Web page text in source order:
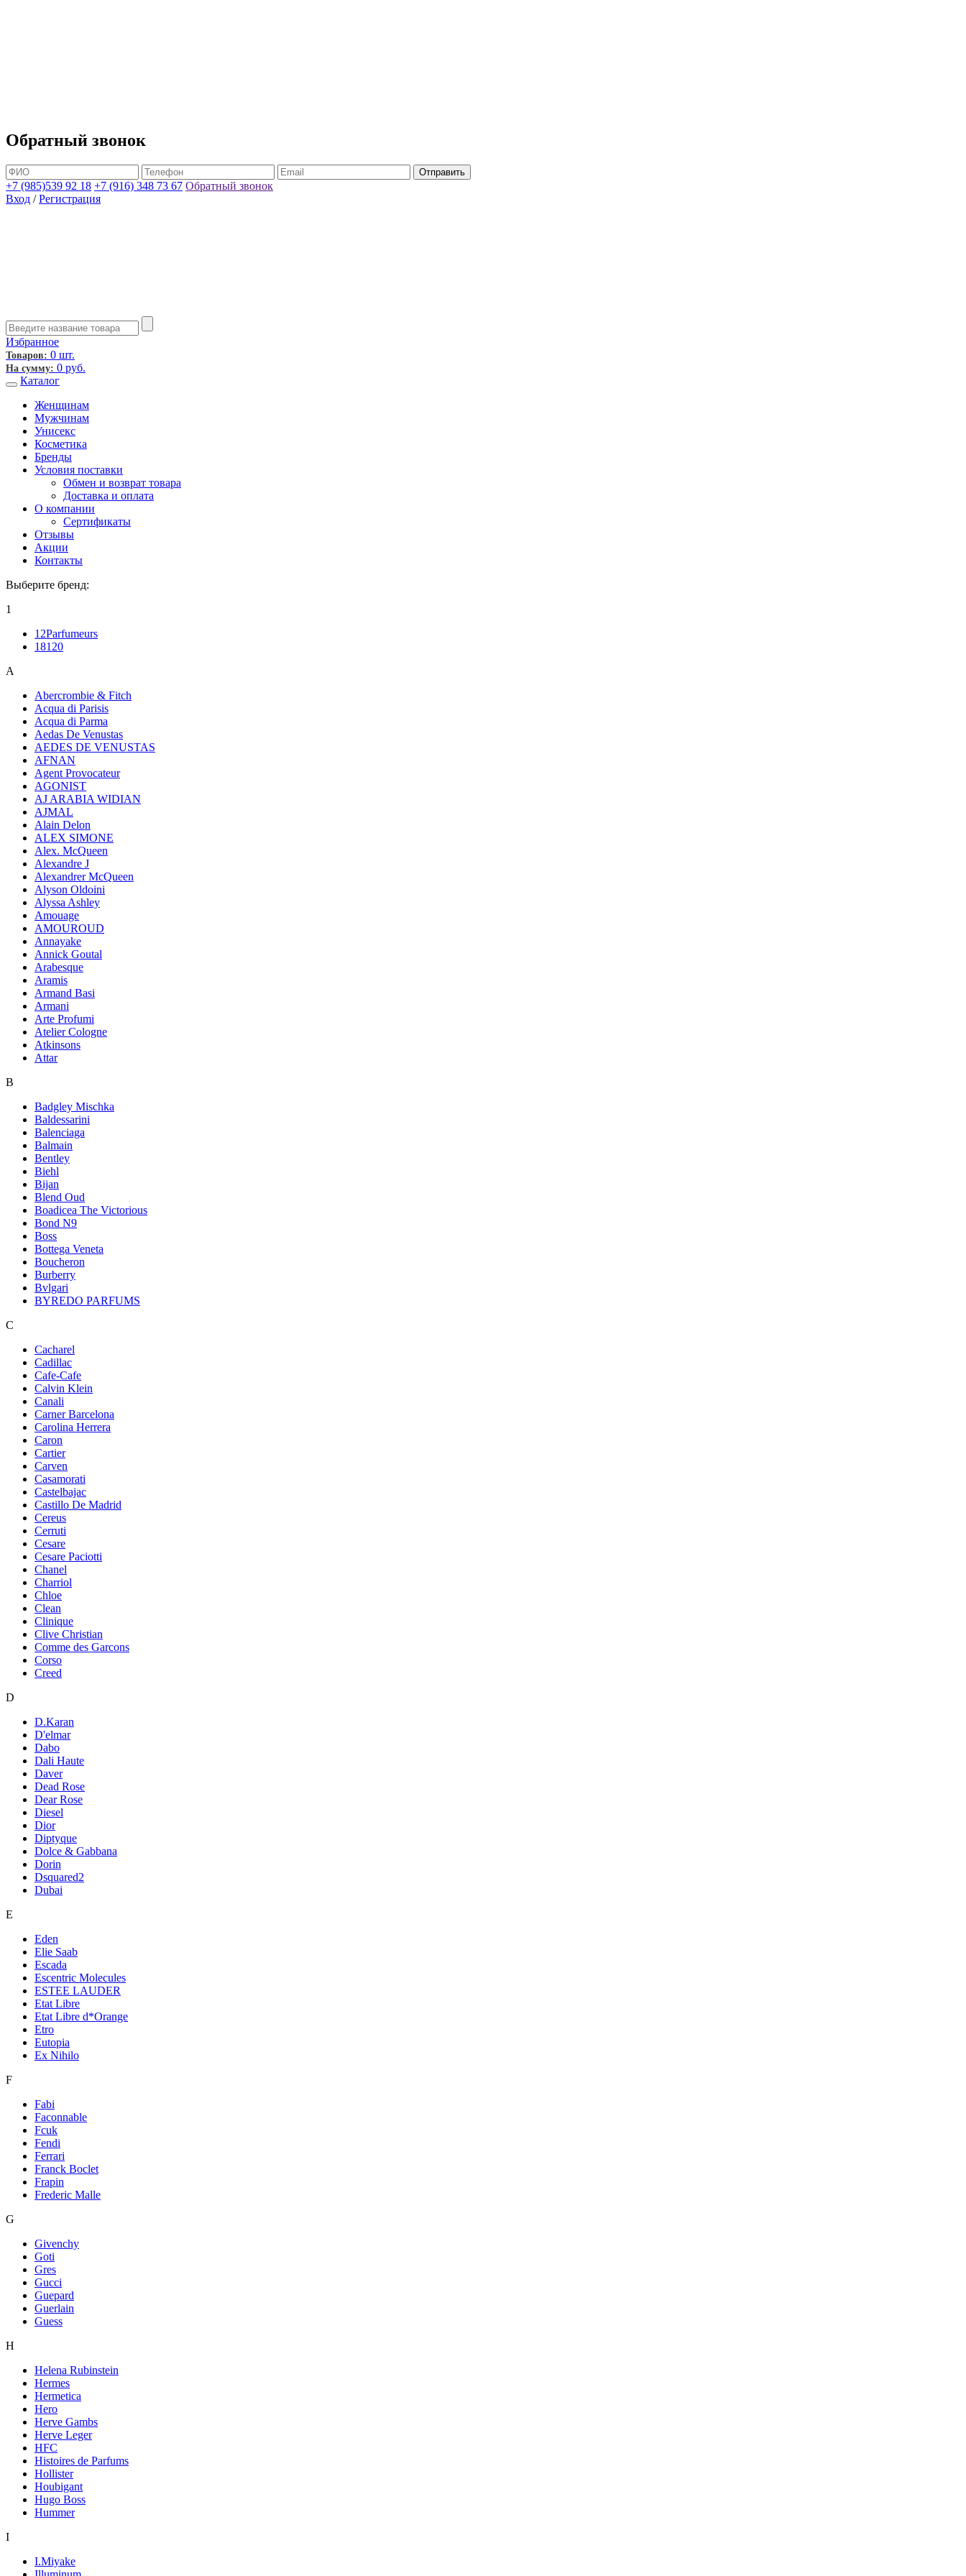
Обратный звонок
+7 (985)539 92 18 +7 (916) 348 73 67 Обратный звонок
Вход / Регистрация
Избранное
Товаров: 0 шт.
На сумму: 0 руб.
Каталог
Женщинам
Мужчинам
Унисекс
Косметика
Бренды
Условия поставки
Обмен и возврат товара
Доставка и оплата
О компании
Сертификаты
Отзывы
Акции
Контакты
Выберите бренд:
1
12Parfumeurs
18120
A
Abercrombie & Fitch
Acqua di Parisis
Acqua di Parma
Aedas De Venustas
AEDES DE VENUSTAS
AFNAN
Agent Provocateur
AGONIST
AJ ARABIA WIDIAN
AJMAL
Alain Delon
ALEX SIMONE
Alex. McQueen
Alexandre J
Alexandrer McQueen
Alyson Oldoini
Alyssa Ashley
Amouage
AMOUROUD
Annayake
Annick Goutal
Arabesque
Aramis
Armand Basi
Armani
Arte Profumi
Atelier Cologne
Atkinsons
Attar
B
Badgley Mischka
Baldessarini
Balenciaga
Balmain
Bentley
Biehl
Bijan
Blend Oud
Boadicea The Victorious
Bond N9
Boss
Bottega Veneta
Boucheron
Burberry
Bvlgari
BYREDO PARFUMS
C
Cacharel
Cadillac
Cafe-Cafe
Calvin Klein
Canali
Carner Barcelona
Carolina Herrera
Caron
Cartier
Carven
Casamorati
Castelbajac
Castillo De Madrid
Cereus
Cerruti
Cesare
Cesare Paciotti
Chanel
Charriol
Chloe
Clean
Clinique
Clive Christian
Comme des Garcons
Corso
Creed
D
D.Karan
D'elmar
Dabo
Dali Haute
Daver
Dead Rose
Dear Rose
Diesel
Dior
Diptyque
Dolce & Gabbana
Dorin
Dsquared2
Dubai
E
Eden
Elie Saab
Escada
Escentric Molecules
ESTEE LAUDER
Etat Libre
Etat Libre d*Orange
Etro
Eutopia
Ex Nihilo
F
Fabi
Faconnable
Fcuk
Fendi
Ferrari
Franck Boclet
Frapin
Frederic Malle
G
Givenchy
Goti
Gres
Gucci
Guepard
Guerlain
Guess
H
Helena Rubinstein
Hermes
Hermetica
Hero
Herve Gambs
Herve Leger
HFC
Histoires de Parfums
Hollister
Houbigant
Hugo Boss
Hummer
I
I.Miyake